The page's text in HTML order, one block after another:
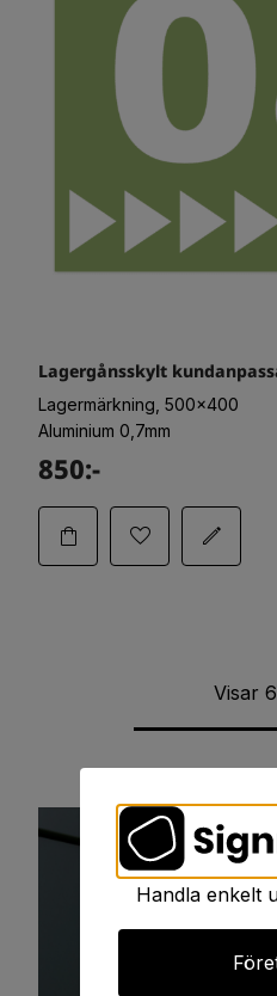
Lagergånsskylt
Lagermärkning, 500x400
Aluminium 0,7mm
850:-
Visar 6
Handla enkelt